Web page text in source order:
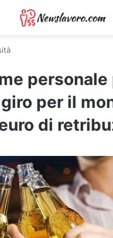
personale
per il
di